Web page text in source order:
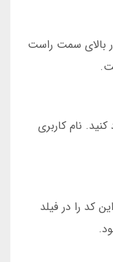
بالای سمت راست
نام کاربری
کد را در فیلد